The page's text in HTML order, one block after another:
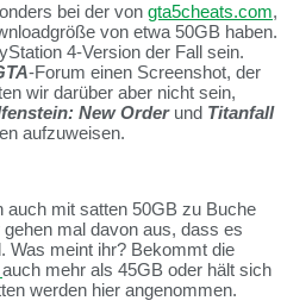
bei der von gta5cheats.com,
von etwa 50GB haben.
4-Version der Fall sein.
-Forum einen Screenshot, der
wir darüber aber nicht sein,
New Order und Titanfall
aufzuweisen.
auch mit satten 50GB zu Buche
mal davon aus, dass es
Was meint ihr? Bekommt die
auch mehr als 45GB oder hält sich
werden hier angenommen.